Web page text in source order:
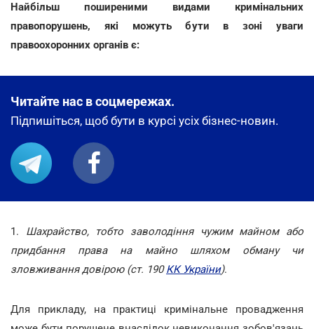
Найбільш поширеними видами кримінальних
правопорушень, які можуть бути в зоні уваги
правоохоронних органів є:
Читайте нас в соцмережах.
Підпишіться, щоб бути в курсі усіх бізнес-новин.
1. Шахрайство, тобто заволодіння чужим майном або
придбання права на майно шляхом обману чи
зловживання довірою (ст. 190КК України).
Для прикладу, на практиці кримінальне провадження